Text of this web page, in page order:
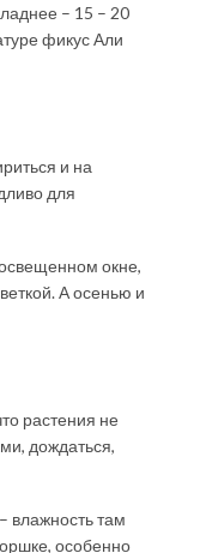
– 15 – 20
фикус Али
и на
для
окне,
А осенью и
растения не
дождаться,
влажность там
особенно